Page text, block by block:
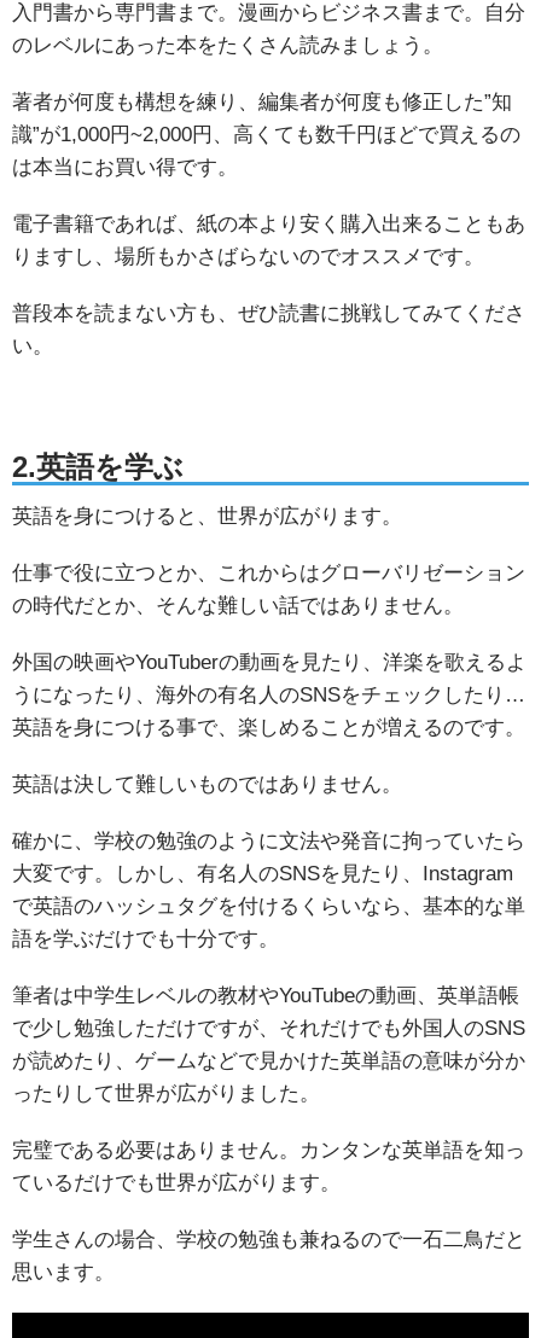
入門書から専門書まで。漫画からビジネス書まで。自分
のレベルにあった本をたくさん読みましょう。
著者が何度も構想を練り、編集者が何度も修正した”知
識”が1,000円~2,000円、高くても数千円ほどで買えるの
は本当にお買い得です。
電子書籍であれば、紙の本より安く購入出来ることもあ
りますし、場所もかさばらないのでオススメです。
普段本を読まない方も、ぜひ読書に挑戦してみてくださ
い。
2.英語を学ぶ
英語を身につけると、世界が広がります。
仕事で役に立つとか、これからはグローバリゼーション
の時代だとか、そんな難しい話ではありません。
外国の映画やYouTuberの動画を見たり、洋楽を歌えるよ
うになったり、海外の有名人のSNSをチェックしたり…
英語を身につける事で、楽しめることが増えるのです。
英語は決して難しいものではありません。
確かに、学校の勉強のように文法や発音に拘っていたら
大変です。しかし、有名人のSNSを見たり、Instagram
で英語のハッシュタグを付けるくらいなら、基本的な単
語を学ぶだけでも十分です。
筆者は中学生レベルの教材やYouTubeの動画、英単語帳
で少し勉強しただけですが、それだけでも外国人のSNS
が読めたり、ゲームなどで見かけた英単語の意味が分か
ったりして世界が広がりました。
完璧である必要はありません。カンタンな英単語を知っ
ているだけでも世界が広がります。
学生さんの場合、学校の勉強も兼ねるので一石二鳥だと
思います。